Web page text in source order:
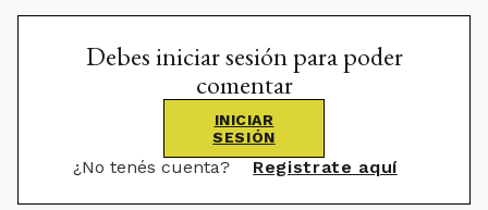
Debes iniciar sesión para poder
comentar
INICIAR
SESIÓN
¿No tenés cuenta? Registrate aquí